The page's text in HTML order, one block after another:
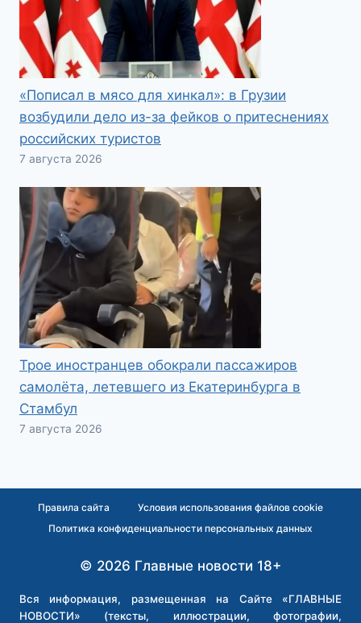
«Пописал в мясо для хинкал»: в Грузии
возбудили дело из-за фейков о притеснениях
российских туристов
7 августа 2026
Трое иностранцев обокрали пассажиров
самолёта, летевшего из Екатеринбурга в
Стамбул
7 августа 2026
Правила сайта
Условия использования файлов cookie
Политика конфиденциальности персональных данных
© 2026 Главные новости 18+
Вся информация, размещенная на Сайте «ГЛАВНЫЕ
НОВОСТИ» (тексты, иллюстрации, фотографии,